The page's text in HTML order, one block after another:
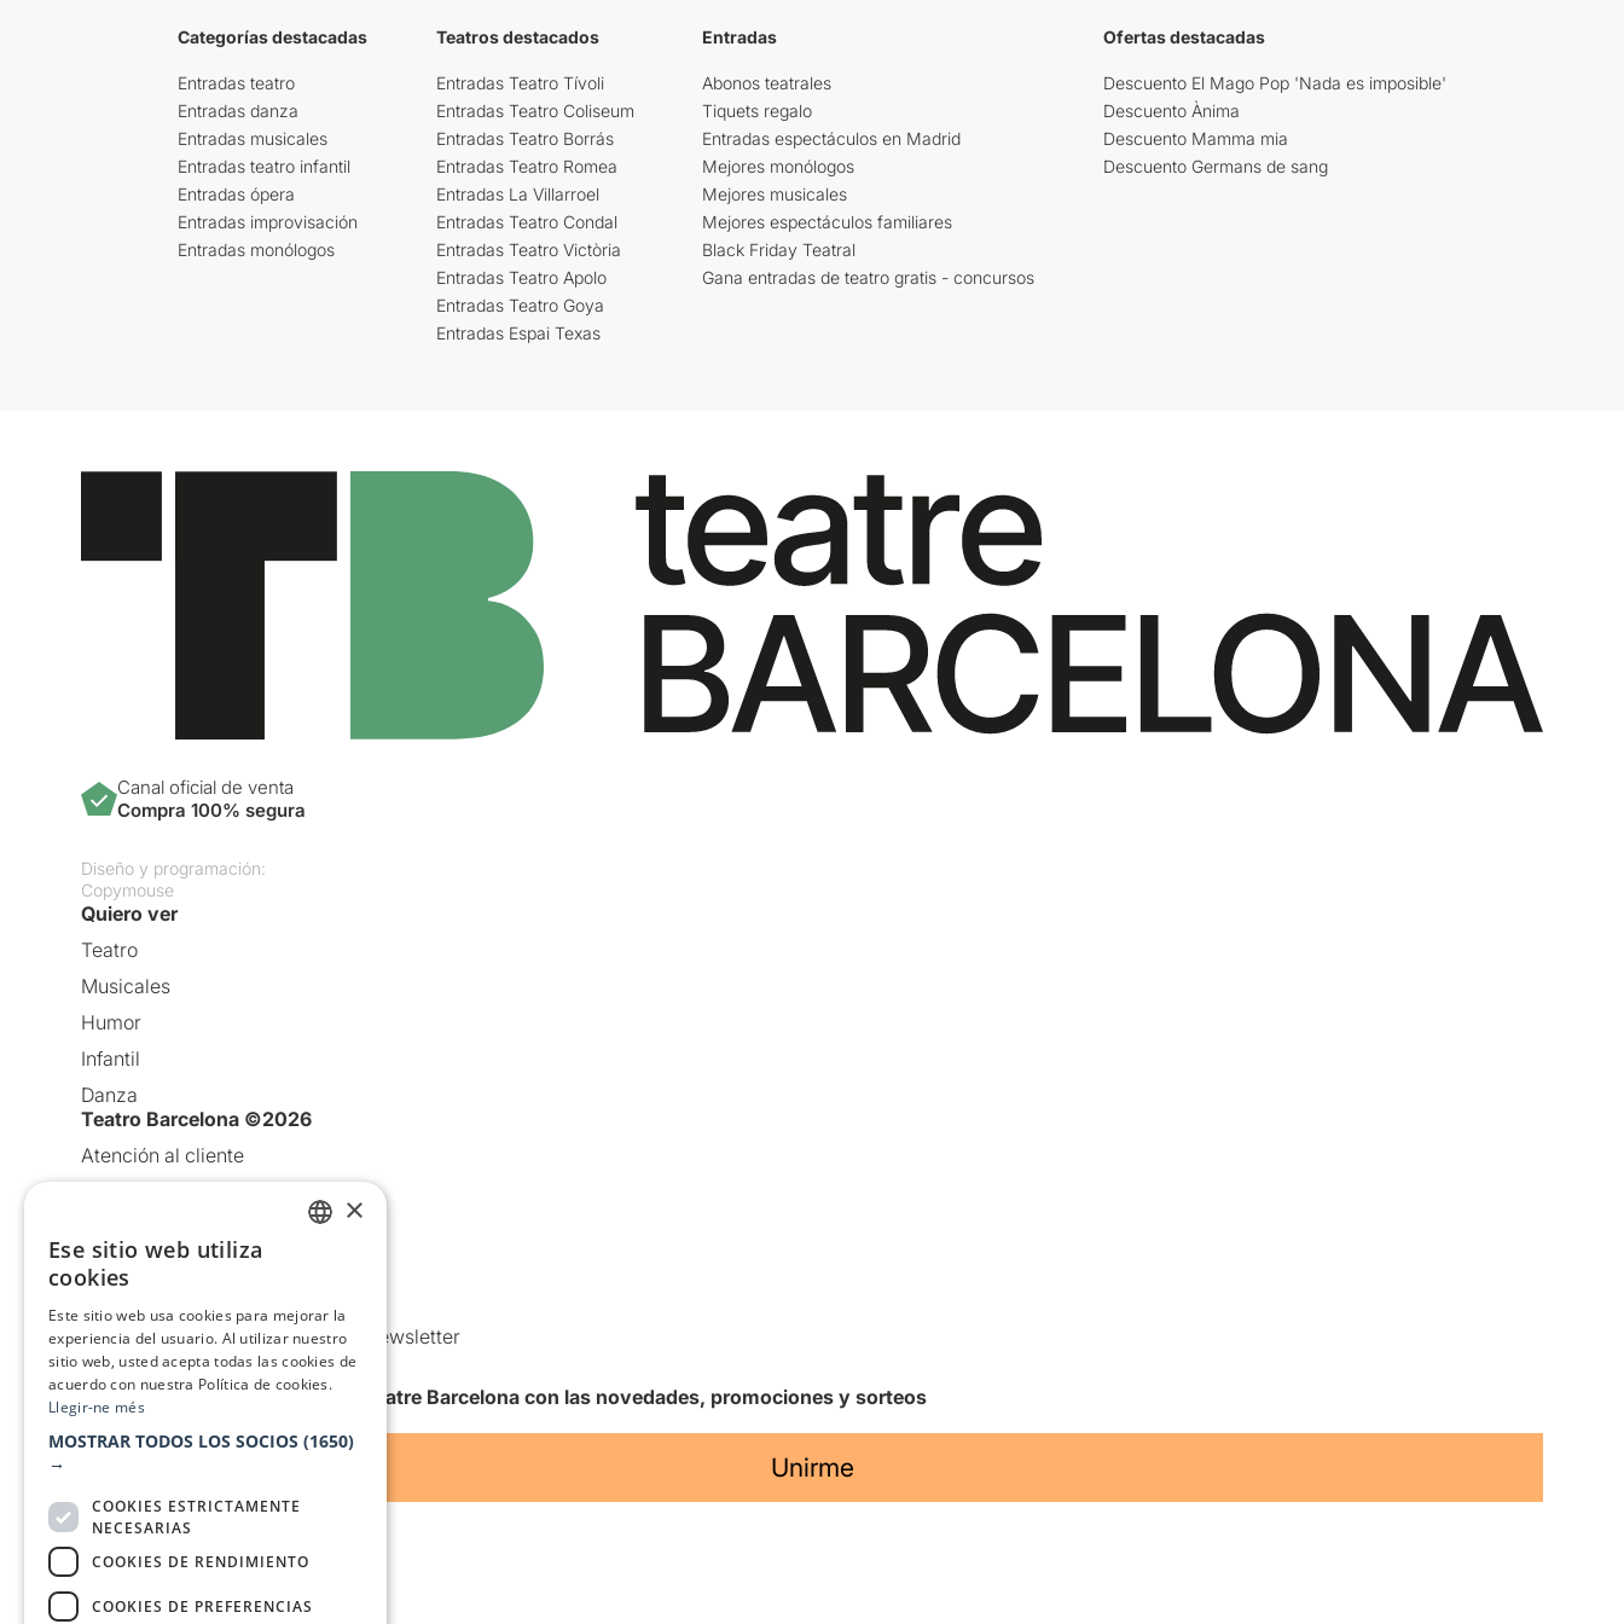
Categorías destacadas
Entradas teatro
Entradas danza
Entradas musicales
Entradas teatro infantil
Entradas ópera
Entradas improvisación
Entradas monólogos
Teatros destacados
Entradas Teatro Tívoli
Entradas Teatro Coliseum
Entradas Teatro Borrás
Entradas Teatro Romea
Entradas La Villarroel
Entradas Teatro Condal
Entradas Teatro Victòria
Entradas Teatro Apolo
Entradas Teatro Goya
Entradas Espai Texas
Entradas
Abonos teatrales
Tiquets regalo
Entradas espectáculos en Madrid
Mejores monólogos
Mejores musicales
Mejores espectáculos familiares
Black Friday Teatral
Gana entradas de teatro gratis - concursos
Ofertas destacadas
Descuento El Mago Pop 'Nada es imposible'
Descuento Ànima
Descuento Mamma mia
Descuento Germans de sang
Canal oficial de venta
Compra 100% segura
Diseño y programación:
Copymouse
Quiero ver
Teatro
Musicales
Humor
Infantil
Danza
Teatro Barcelona ©2026
Atención al cliente
Política de Cookies
Comunicaciones comerciales y Newsletter
Anuncia’t
Quiero recibir la newsletter de Teatre Barcelona con las novedades, promociones y sorteos
Unirme
Con el apoyo de
×
Ese sitio web utiliza
cookies
Este sitio web usa cookies para mejorar la
experiencia del usuario. Al utilizar nuestro
sitio web, usted acepta todas las cookies de
acuerdo con nuestra Política de cookies.
Llegir-ne més
MOSTRAR TODOS LOS SOCIOS (1650)
→
COOKIES ESTRICTAMENTE
NECESARIAS
COOKIES DE RENDIMIENTO
COOKIES DE PREFERENCIAS